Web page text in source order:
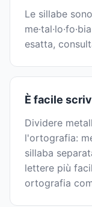
Le sillabe
esatta,
È facile
Dividere
l'ortografia:
sillaba
lettere più
ortografia